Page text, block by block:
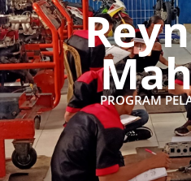
PROGRAM